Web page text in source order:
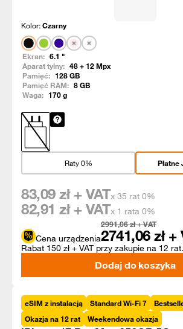
Kolor:Czarny
Ekran: 6.1 "
Aparat tylny: 48 + 12Mpx
Pamięć: 128GB
Pamięć RAM: 8GB
Waga: 170g
Raty 0%
Cena urządzenia
2991,06zł + VAT
2741,06 zł +
83,09 zł + VATx 35 rat 0%
82,91 zł + VATx 1 rata 0%
Rabat 150 zł + VAT przy zakupie na 12
Dodaj do koszyka
eSIM z instalacją Standard Wi-Fi 7
Okazja na 12 rat
Weekendowa okazja